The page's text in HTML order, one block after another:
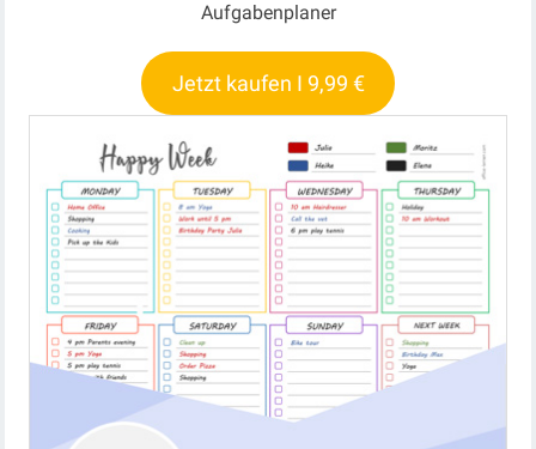
Aufgabenplaner
Jetzt kaufen I 9,99 €